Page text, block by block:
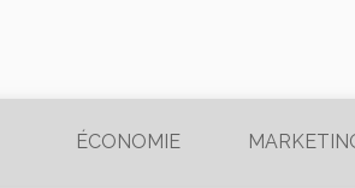
ÉCONOMIE